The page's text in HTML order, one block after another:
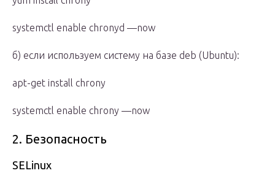
systemctl enable chronyd —now
б) если используем систему на базе deb (Ubuntu):
apt-get install chrony
systemctl enable chrony —now
2. Безопасность
SELinux